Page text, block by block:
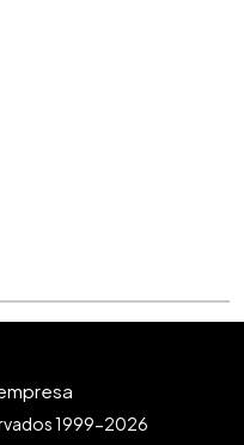
1999-2026